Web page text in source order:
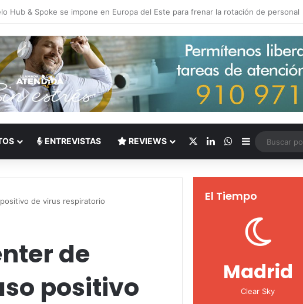
de talento bilingüe en Centroamérica dispara los salarios de entrada un 15%
ENTREVISTAS REVIEWS LinkedInWhatsApp
Barra lateral
de virus respiratorio
de
positivo
El Tiempo
Madrid
Clear Sky